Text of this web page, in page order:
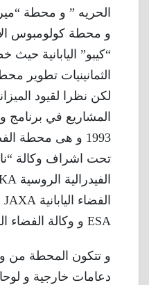
و محطة كولومبوس
“كيبو” اليابانية
الثمانينيات تطوير
لكن نظرا لقيود
المشاريع في برنامج
1993 و هى محطة
تحت اشراف وكالة
ESA و وكالة الفضاء الكندية CSA .
و تتكون المحطة
دعامات خارجية و